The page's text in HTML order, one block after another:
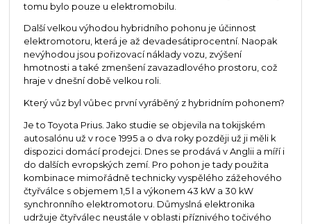
tomu bylo pouze u elektromobilu.
Další velkou výhodou hybridního pohonu je účinnost
elektromotoru, která je až devadesátiprocentní. Naopak
nevýhodou jsou pořizovací náklady vozu, zvýšení
hmotnosti a také zmenšení zavazadlového prostoru, což
hraje v dnešní době velkou roli.
Který vůz byl vůbec první vyráběný z hybridním pohonem?
Je to Toyota Prius. Jako studie se objevila na tokijském
autosalónu už v roce 1995 a o dva roky později už ji měli k
dispozici domácí prodejci. Dnes se prodává v Anglii a míří i
do dalších evropských zemí. Pro pohon je tady použita
kombinace mimořádně technicky vyspělého zážehového
čtyřválce s objemem 1,5 l a výkonem 43 kW a 30 kW
synchronního elektromotoru. Důmyslná elektronika
udržuje čtyřválec neustále v oblasti příznivého točivého